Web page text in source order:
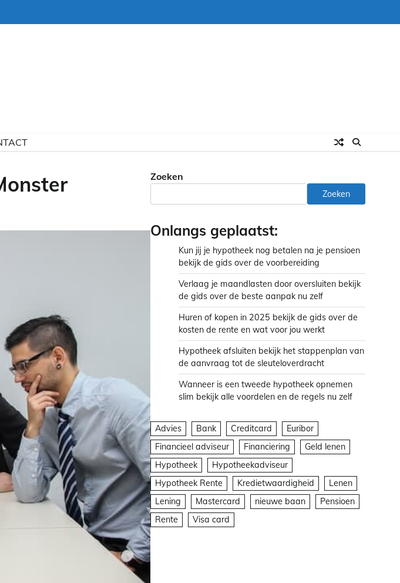
Zoeken
Zoeken
Onlangs geplaatst:
Kun jij je hypotheek nog betalen na je pensioen
bekijk de gids over de voorbereiding
Verlaag je maandlasten door oversluiten bekijk
de gids over de beste aanpak nu zelf
Huren of kopen in 2025 bekijk de gids over de
kosten de rente en wat voor jou werkt
Hypotheek afsluiten bekijk het stappenplan van
de aanvraag tot de sleuteloverdracht
Wanneer is een tweede hypotheek opnemen
slim bekijk alle voordelen en de regels nu zelf
Advies Bank Creditcard
Euribor
Financieel adviseur
Financiering
Geld lenen
Hypotheek
Hypotheekadviseur
Hypotheek Rente
Kredietwaardigheid
Lenen
Lening
Mastercard nieuwe baan
Pensioen
Rente
Visa card